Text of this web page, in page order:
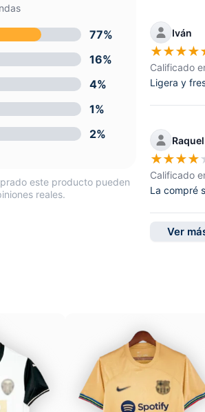
77%
16%
4%
1%
2%
este producto pueden
reales.
Iván
★★★★
Calificado
Ligera y
Raquel
★★★★
Calificado
La compré
Ver